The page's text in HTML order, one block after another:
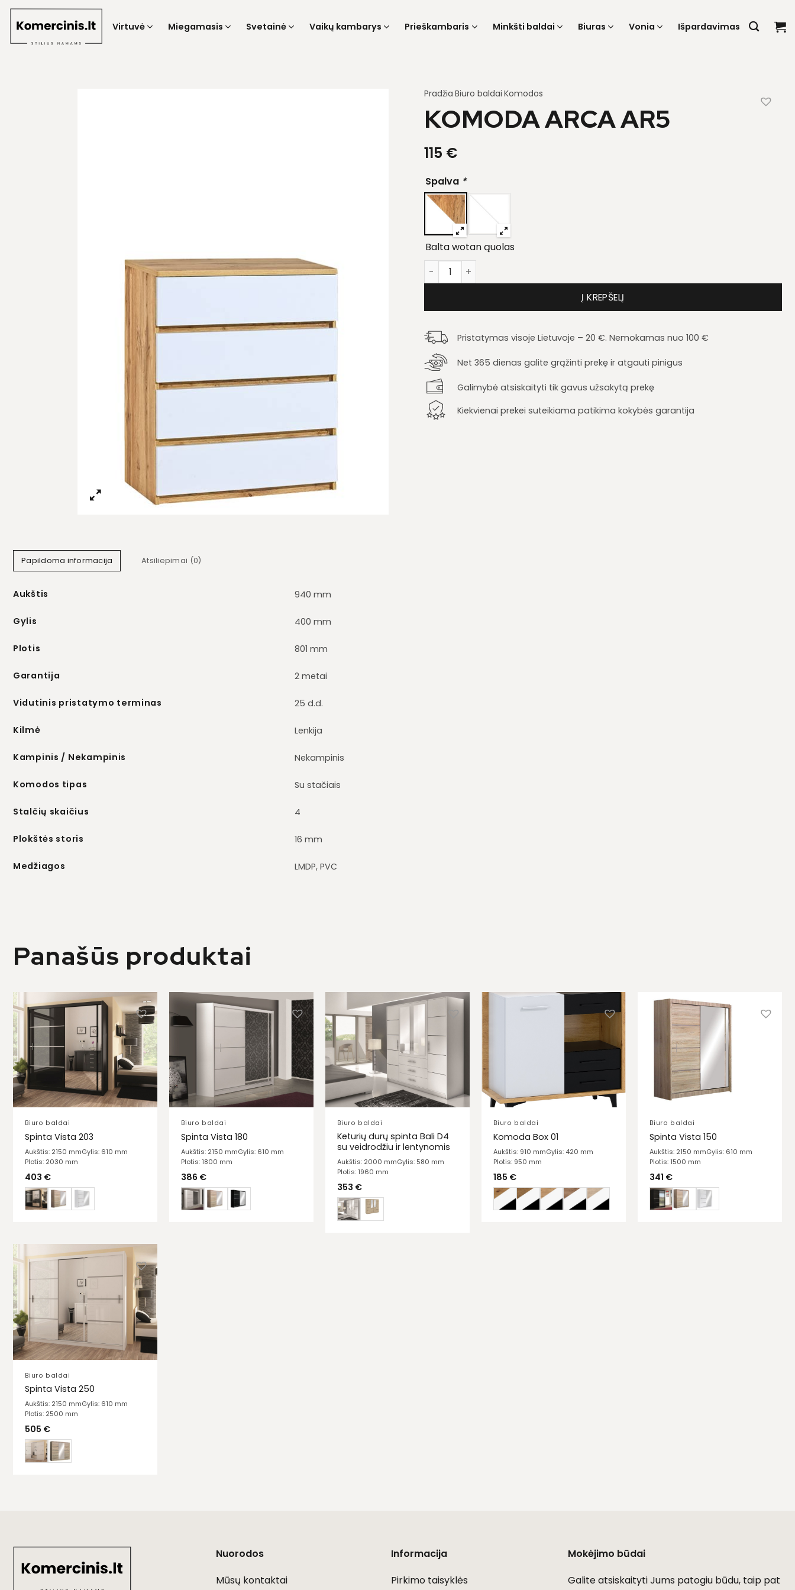
Skip
Virtuvė Miegamasis Svetainė Vaikų kambarys Prieškambaris Minkšti baldai Biuras Vonia Išpardavimas
Papildoma informacija Atsiliepimai (0)
Aukštis 940 mm
Gylis 400 mm
Plotis 801 mm
Garantija 2 metai
Vidutinis pristatymo terminas 25 d.d.
Kilmė Lenkija
Kampinis / Nekampinis Nekampinis
Komodos tipas Su stačiais
Stalčių skaičius 4
Plokštės storis 16 mm
Medžiagos LMDP, PVC
Pradžia Biuro baldai Komodos
KOMODA ARCA AR5
115 €
Spalva *
Balta wotan ąuolas
produkto kiekis: Komoda Arca AR5
Į KREPŠELĮ
Pristatymas visoje Lietuvoje – 20 €. Nemokamas nuo 100 €
Net 365 dienas galite grąžinti prekę ir atgauti pinigus
Galimybė atsiskaityti tik gavus užsakytą prekę
Kiekvienai prekei suteikiama patikima kokybės garantija
Panašūs produktai
Biuro baldai
Spinta Vista 203
Aukštis: 2150 mmGylis: 610 mm
Plotis: 2030 mm
403 €
Biuro baldai
Spinta Vista 180
Aukštis: 2150 mmGylis: 610 mm
Plotis: 1800 mm
386 €
Biuro baldai
Keturių durų spinta Bali D4
su veidrodžiu ir lentynomis
Aukštis: 2000 mmGylis: 580 mm
Plotis: 1960 mm
353 €
Biuro baldai
Komoda Box 01
Aukštis: 910 mmGylis: 420 mm
Plotis: 950 mm
185 €
Biuro baldai
Spinta Vista 150
Aukštis: 2150 mmGylis: 610 mm
Plotis: 1500 mm
341 €
Biuro baldai
Spinta Vista 250
Aukštis: 2150 mmGylis: 610 mm
Plotis: 2500 mm
505 €
Nuorodos
Mūsų kontaktai
Informacija
Pirkimo taisyklės
Mokėjimo būdai
Galite atsiskaityti Jums patogiu būdu, taip pat